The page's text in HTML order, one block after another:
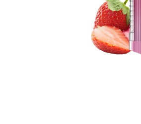
VENIX PRO CAPPUCINO-X
169 Kč